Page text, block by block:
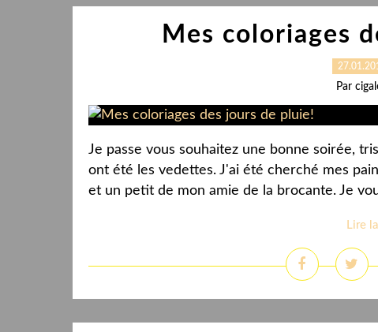
Mes coloriages
Par
Je passe vous souhaitez une bonne soirée,
ont été les vedettes. J'ai été cherché mes
et un petit de mon amie de la brocante. Je
Lire